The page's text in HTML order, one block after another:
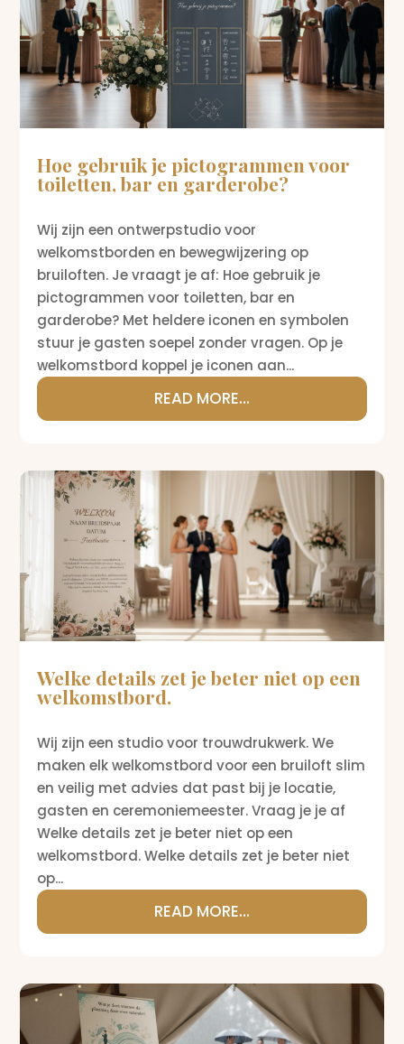
Hoe gebruik je pictogrammen voor
toiletten, bar en garderobe?
Wij zijn een ontwerpstudio voor
welkomstborden en bewegwijzering op
bruiloften. Je vraagt je af: Hoe gebruik je
pictogrammen voor toiletten, bar en
garderobe? Met heldere iconen en symbolen
stuur je gasten soepel zonder vragen. Op je
welkomstbord koppel je iconen aan...
READ MORE...
Welke details zet je beter niet op een
welkomstbord.
Wij zijn een studio voor trouwdrukwerk. We
maken elk welkomstbord voor een bruiloft slim
en veilig met advies dat past bij je locatie,
gasten en ceremoniemeester. Vraag je je af
Welke details zet je beter niet op een
welkomstbord. Welke details zet je beter niet
op...
READ MORE...